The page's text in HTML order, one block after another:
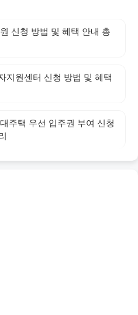
신청 방법 및 혜택 안내 총
지원센터 신청 방법 및 혜택
주택 우선 입주권 부여 신청